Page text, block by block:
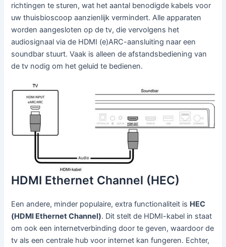
richtingen te sturen, wat het aantal benodigde kabels voor
uw thuisbioscoop aanzienlijk vermindert. Alle apparaten
worden aangesloten op de tv, die vervolgens het
audiosignaal via de HDMI (e)ARC-aansluiting naar een
soundbar stuurt. Vaak is alleen de afstandsbediening van
de tv nodig om het geluid te bedienen.
HDMI Ethernet Channel (HEC)
Een andere, minder populaire, extra functionaliteit is HEC
(HDMI Ethernet Channel). Dit stelt de HDMI-kabel in staat
om ook een internetverbinding door te geven, waardoor de
tv als een centrale hub voor internet kan fungeren. Echter,